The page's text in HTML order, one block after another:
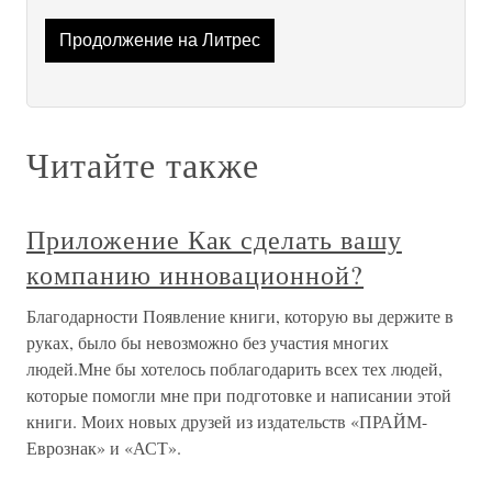
Продолжение на Литрес
Читайте также
Приложение Как сделать вашу
компанию инновационной?
Благодарности Появление книги, которую вы держите в
руках, было бы невозможно без участия многих
людей.Мне бы хотелось поблагодарить всех тех людей,
которые помогли мне при подготовке и написании этой
книги. Моих новых друзей из издательств «ПРАЙМ-
Еврознак» и «АСТ».